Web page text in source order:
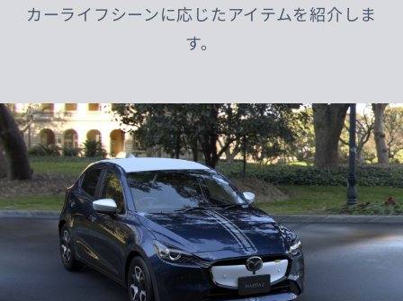
カーライフシーンに応じたアイテムを紹介しま
す。